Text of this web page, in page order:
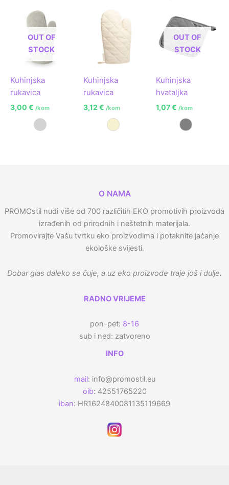
OUT OF
STOCK
Kuhinjska
rukavica
3,00 € /kom
Svijetlo siva
Kuhinjska
rukavica
3,12 € /kom
Prirodna
OUT OF
STOCK
Kuhinjska
hvataljka
1,07€ /kom
Siva
O NAMA
PROMOstil nudi više od 700 različitih EKO promotivih proizvoda
izrađenih od prirodnih i neštetnih materijala.
Promovirajte Vašu tvrtku eko proizvodima i potaknite jačanje
ekološke svijesti.
Dobar glas daleko se čuje, a uz eko proizvode traje još i dulje.
RADNO VRIJEME
pon-pet: 8-16
sub i ned: zatvoreno
INFO
mail: info@promostil.eu
oib: 42551765220
iban: HR1624840081135119669